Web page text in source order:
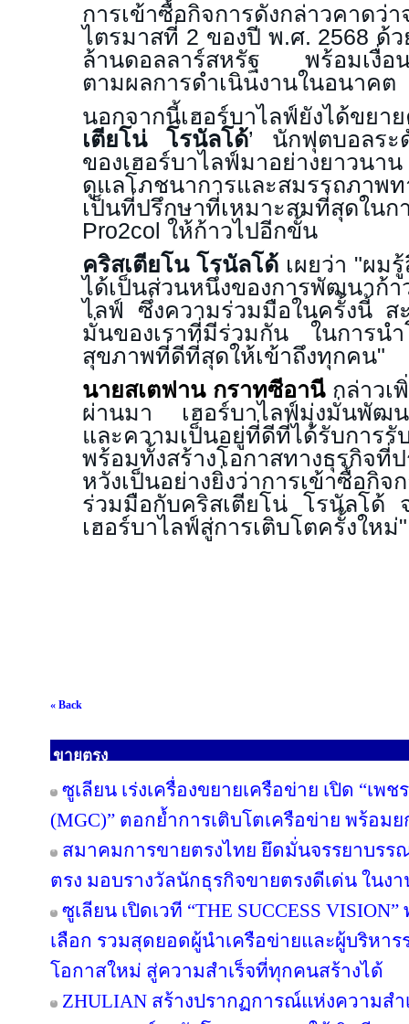
การเข้าซื้อกิจการดังกล่าวคาดว่
ไตรมาสที่ 2 ของปี พ.ศ. 2568 ด้
ล้านดอลลาร์สหรัฐ พร้อมเงื่อน
ตามผลการดำเนินงานในอนาคต
นอกจากนี้เฮอร์บาไลฟ์ยังได้ขยา
เตียโน่ โรนัลโด้’ นักฟุตบอลระ
ของเฮอร์บาไลฟ์มาอย่างยาวนา
ดูแลโภชนาการและสมรรถภาพ
เป็นที่ปรึกษาที่เหมาะสมที่สุดใน
Pro2col ให้ก้าวไปอีกขั้น
คริสเตียโน โรนัลโด้ เผยว่า "ผมรู้
ได้เป็นส่วนหนึ่งของการพัฒนา
ไลฟ์ ซึ่งความร่วมมือในครั้งนี้ ส
มั่นของเราที่มีร่วมกัน ในการน
สุขภาพที่ดีที่สุดให้เข้าถึงทุกคน"
นายสเตฟาน กราทซีอานี กล่าวเ
ผ่านมา เฮอร์บาไลฟ์มุ่งมั่นพัฒ
และความเป็นอยู่ที่ดีที่ได้รับการรั
พร้อมทั้งสร้างโอกาสทางธุรกิจที่
หวังเป็นอย่างยิ่งว่าการเข้าซื้อ
ร่วมมือกับคริสเตียโน่ โรนัลโด้
เฮอร์บาไลฟ์สู่การเติบโตครั้งใหม่"
« Back
ขายตรง
ซูเลียน เร่งเครื่องขยายเครือข่าย เปิด “เพ
(MGC)” ตอกย้ำการเติบโตเครือข่าย พร้อ
สมาคมการขายตรงไทย ยึดมั่นจรรยาบรร
ตรง มอบรางวัลนักธุรกิจขายตรงดีเด่น ในงา
ซูเลียน เปิดเวที “THE SUCCESS
เลือก รวมสุดยอดผู้นำเครือข่ายและผู้บริหา
โอกาสใหม่ สู่ความสำเร็จที่ทุกคนสร้างได้
ZHULIAN สร้างปรากฏการณ์แห่งความสำ